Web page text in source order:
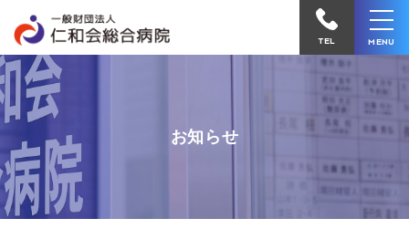
グ】
介
護
予
防
教
室・
浅
川
ホ
ー
ム
病
院
電
TEL MENU
お知らせ